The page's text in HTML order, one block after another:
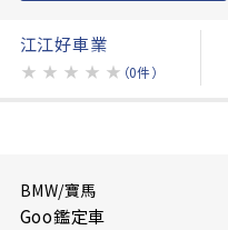
江江好車業
★ ★ ★ ★ ★ （0件）
BMW/寶馬
Goo鑑定車